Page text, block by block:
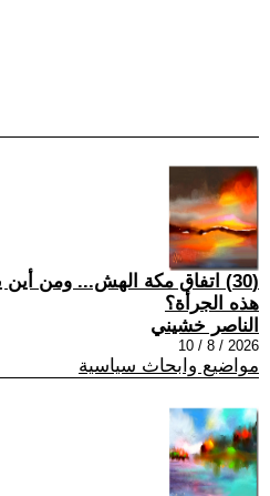
(30) اتفاق مكة الهش... ومن أين
هذه الجرأة؟
الناصر خشيني
2026 / 8 / 10
مواضيع وابحاث سياسية